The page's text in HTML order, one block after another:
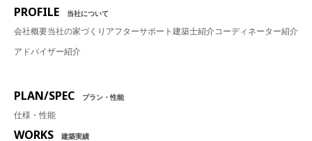
PROFILE 当社について
会社概要当社の家づくり アフターサポート建築士紹介コーディネーター紹介
アドバイザー紹介
PLAN/SPEC プラン・性能
仕様・性能
WORKS 建築実績